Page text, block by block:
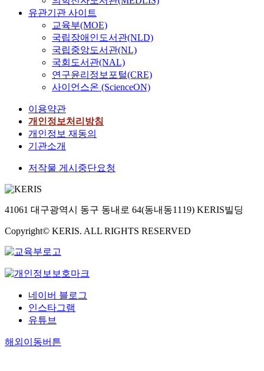
유관기관 사이트
교육부(MOE)
국립장애인도서관(NLD)
국립중앙도서관(NL)
국회도서관(NAL)
연구윤리정보포털(CRE)
사이언스온 (ScienceON)
이용약관
개인정보처리방침
개인정보 재동의
기관소개
저작물 게시중단요청
41061 대구광역시 동구 동내로 64(동내동1119) KERIS빌딩
Copyright© KERIS. ALL RIGHTS RESERVED
네이버 블로그
인스타그램
유튜브
해외이동버튼